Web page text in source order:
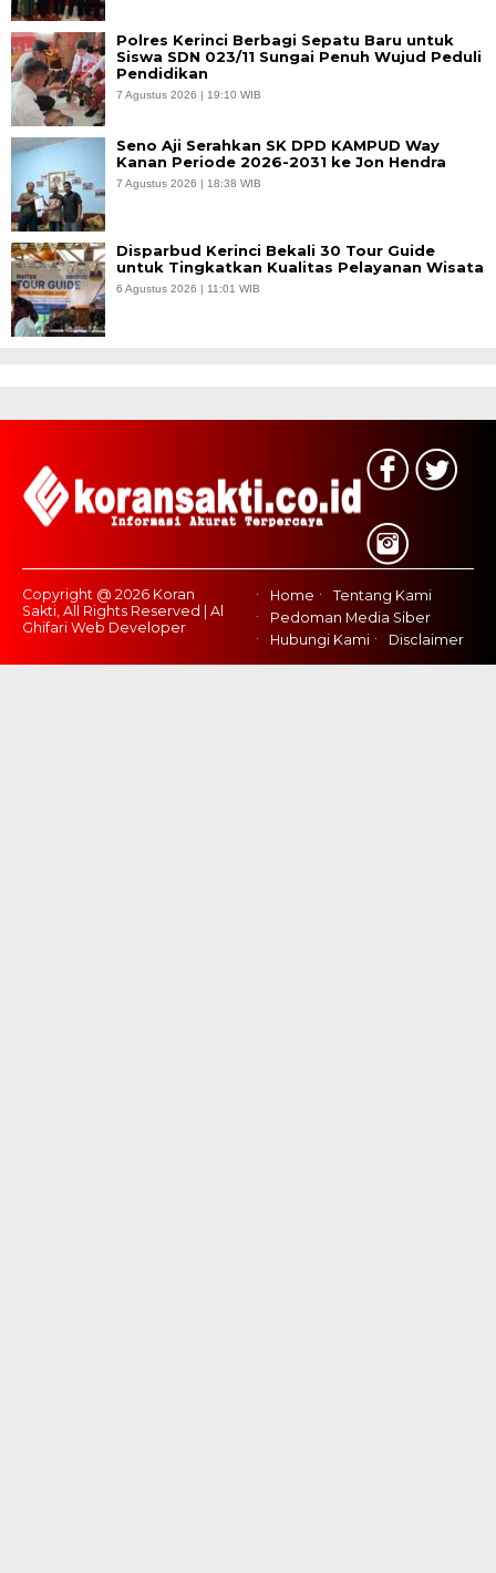
Polres Kerinci Berbagi Sepatu Baru untuk
Siswa SDN 023/11 Sungai Penuh Wujud Peduli
Pendidikan
7 Agustus 2026 | 19:10 WIB
Seno Aji Serahkan SK DPD KAMPUD Way
Kanan Periode 2026-2031 ke Jon Hendra
7 Agustus 2026 | 18:38 WIB
Disparbud Kerinci Bekali 30 Tour Guide
untuk Tingkatkan Kualitas Pelayanan Wisata
6 Agustus 2026 | 11:01 WIB
Copyright @ 2026 Koran
Sakti, All Rights Reserved | Al
Ghifari Web Developer
Home
Tentang Kami
Pedoman Media Siber
Hubungi Kami
Disclaimer